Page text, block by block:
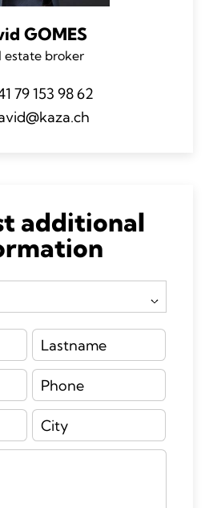
GOMES
estate broker
79 153 98 62
additional